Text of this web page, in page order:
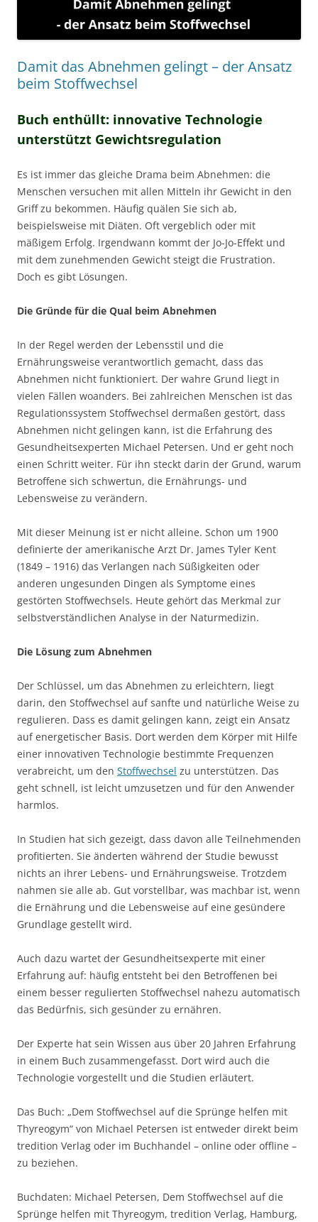
Damit das Abnehmen gelingt – der Ansatz
beim Stoffwechsel
Buch enthüllt: innovative Technologie
unterstützt Gewichtsregulation
Es ist immer das gleiche Drama beim Abnehmen: die
Menschen versuchen mit allen Mitteln ihr Gewicht in den
Griff zu bekommen. Häufig quälen Sie sich ab,
beispielsweise mit Diäten. Oft vergeblich oder mit
mäßigem Erfolg. Irgendwann kommt der Jo-Jo-Effekt und
mit dem zunehmenden Gewicht steigt die Frustration.
Doch es gibt Lösungen.
Die Gründe für die Qual beim Abnehmen
In der Regel werden der Lebensstil und die
Ernährungsweise verantwortlich gemacht, dass das
Abnehmen nicht funktioniert. Der wahre Grund liegt in
vielen Fällen woanders. Bei zahlreichen Menschen ist das
Regulationssystem Stoffwechsel dermaßen gestört, dass
Abnehmen nicht gelingen kann, ist die Erfahrung des
Gesundheitsexperten Michael Petersen. Und er geht noch
einen Schritt weiter. Für ihn steckt darin der Grund, warum
Betroffene sich schwertun, die Ernährungs- und
Lebensweise zu verändern.
Mit dieser Meinung ist er nicht alleine. Schon um 1900
definierte der amerikanische Arzt Dr. James Tyler Kent
(1849 – 1916) das Verlangen nach Süßigkeiten oder
anderen ungesunden Dingen als Symptome eines
gestörten Stoffwechsels. Heute gehört das Merkmal zur
selbstverständlichen Analyse in der Naturmedizin.
Die Lösung zum Abnehmen
Der Schlüssel, um das Abnehmen zu erleichtern, liegt
darin, den Stoffwechsel auf sanfte und natürliche Weise zu
regulieren. Dass es damit gelingen kann, zeigt ein Ansatz
auf energetischer Basis. Dort werden dem Körper mit Hilfe
einer innovativen Technologie bestimmte Frequenzen
verabreicht, um den Stoffwechsel zu unterstützen. Das
geht schnell, ist leicht umzusetzen und für den Anwender
harmlos.
In Studien hat sich gezeigt, dass davon alle Teilnehmenden
profitierten. Sie änderten während der Studie bewusst
nichts an ihrer Lebens- und Ernährungsweise. Trotzdem
nahmen sie alle ab. Gut vorstellbar, was machbar ist, wenn
die Ernährung und die Lebensweise auf eine gesündere
Grundlage gestellt wird.
Auch dazu wartet der Gesundheitsexperte mit einer
Erfahrung auf: häufig entsteht bei den Betroffenen bei
einem besser regulierten Stoffwechsel nahezu automatisch
das Bedürfnis, sich gesünder zu ernähren.
Der Experte hat sein Wissen aus über 20 Jahren Erfahrung
in einem Buch zusammengefasst. Dort wird auch die
Technologie vorgestellt und die Studien erläutert.
Das Buch: „Dem Stoffwechsel auf die Sprünge helfen mit
Thyreogym“ von Michael Petersen ist entweder direkt beim
tredition Verlag oder im Buchhandel – online oder offline –
zu beziehen.
Buchdaten: Michael Petersen, Dem Stoffwechsel auf die
Sprünge helfen mit Thyreogym, tredition Verlag, Hamburg,